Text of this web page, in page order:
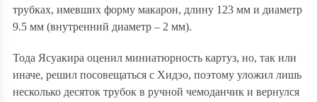
трубках, имевших форму макарон, длину 123 мм и диаметр
9.5 мм (внутренний диаметр – 2 мм).
Тода Ясуакира оценил миниатюрность картуз, но, так или
иначе, решил посовещаться с Хидэо, поэтому уложил лишь
несколько десяток трубок в ручной чемоданчик и вернулся